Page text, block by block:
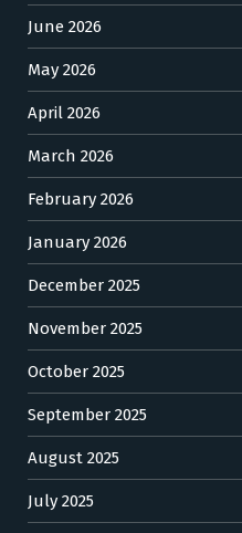
June 2026
May 2026
April 2026
March 2026
February 2026
January 2026
December 2025
November 2025
October 2025
September 2025
August 2025
July 2025